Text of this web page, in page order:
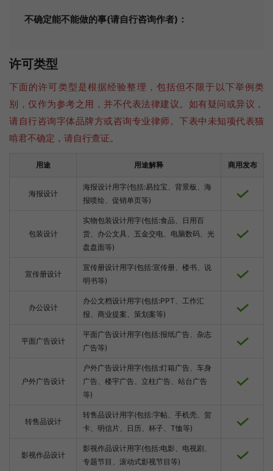
不确定能不能做的事(请自行咨询作者)：
许可类型
下面的许可类型是根据经验整理，包括但不限于以下举例类
别，仅作为参考之用，并不代表法律建议。如有疑问或异议，
请自行咨询字体品牌方或咨询专业律师。下表中未知项代表猫
啃君不确定，请自行查证。
用途 用途解释 商用发布
海报设计
海报设计用字(包括:易拉宝、背景板、海
报喷绘、促销单页等)
包装设计
实物包装设计用字(包括:食品、日用百
货、办公文具、五金交电、电脑数码、光
盘盘面等)
宣传册设计
宣传册设计用字(包括:宣传册、楼书、说
明书等)
办公设计
办公文档设计用字(包括:PPT、工作汇
报、商业提案、策划案等)
平面广告设计
平面广告设计用字(包括:报纸广告、杂志
广告等)
户外广告设计
户外广告设计用字(包括:灯箱广告、车身
广告、楼宇广告、立柱广告、站台广告
等)
转售品设计
转售品设计用字(包括:字帖、手机壳、贺
卡、明信片、日历、杯子、T恤等)
影视作品设计
影视作品设计用字(包括:电影、电视剧、
专题节目、滚动式影视节目等)